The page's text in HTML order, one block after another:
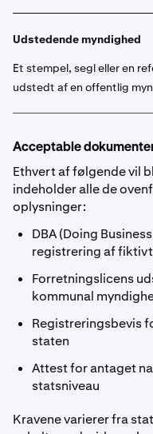
Udstedende myndighed
Et stempel, segl eller en
udstedt af en offentlig
Acceptable
Ethvert af følgende vil
indeholder alle de
oplysninger:
DBA (Doing
registrering af
Forretningslicens
kommunal
Registreringsbevis
staten
Attest for antaget
statsniveau
Kravene varierer fra